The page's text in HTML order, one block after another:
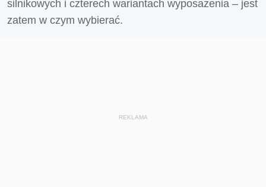
silnikowych i czterech wariantach wyposażenia – jest
zatem w czym wybierać.
REKLAMA